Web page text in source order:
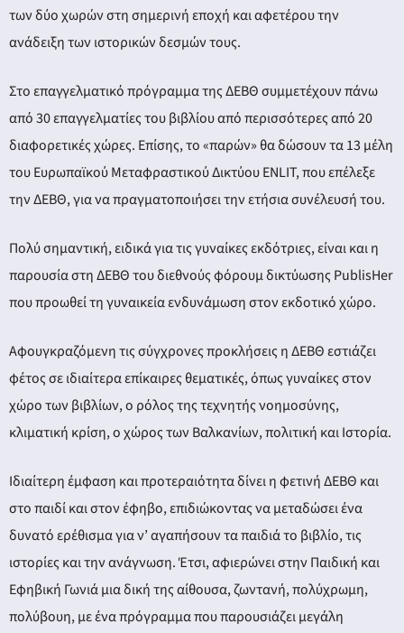
των δύο χωρών στη σημερινή εποχή και αφετέρου την
ανάδειξη των ιστορικών δεσμών τους.
Στο επαγγελματικό πρόγραμμα της ΔΕΒΘ συμμετέχουν πάνω
από 30 επαγγελματίες του βιβλίου από περισσότερες από 20
διαφορετικές χώρες. Επίσης, το «παρών» θα δώσουν τα 13 μέλη
του Ευρωπαϊκού Μεταφραστικού Δικτύου ENLIT, που επέλεξε
την ΔΕΒΘ, για να πραγματοποιήσει την ετήσια συνέλευσή του.
Πολύ σημαντική, ειδικά για τις γυναίκες εκδότριες, είναι και η
παρουσία στη ΔΕΒΘ του διεθνούς φόρουμ δικτύωσης PublisHer
που προωθεί τη γυναικεία ενδυνάμωση στον εκδοτικό χώρο.
Αφουγκραζόμενη τις σύγχρονες προκλήσεις η ΔΕΒΘ εστιάζει
φέτος σε ιδιαίτερα επίκαιρες θεματικές, όπως γυναίκες στον
χώρο των βιβλίων, ο ρόλος της τεχνητής νοημοσύνης,
κλιματική κρίση, ο χώρος των Βαλκανίων, πολιτική και Ιστορία.
Ιδιαίτερη έμφαση και προτεραιότητα δίνει η φετινή ΔΕΒΘ και
στο παιδί και στον έφηβο, επιδιώκοντας να μεταδώσει ένα
δυνατό ερέθισμα για ν’ αγαπήσουν τα παιδιά το βιβλίο, τις
ιστορίες και την ανάγνωση. Έτσι, αφιερώνει στην Παιδική και
Εφηβική Γωνιά μια δική της αίθουσα, ζωντανή, πολύχρωμη,
πολύβουη, με ένα πρόγραμμα που παρουσιάζει μεγάλη